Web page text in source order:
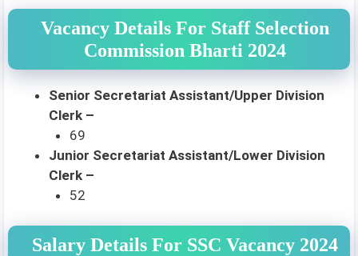
Vacancy Details For Staff Selection
Commission Bharti 2024
Senior Secretariat Assistant/Upper Division
Clerk –
69
Junior Secretariat Assistant/Lower Division
Clerk –
52
Salary Details For SSC Vacancy 2024